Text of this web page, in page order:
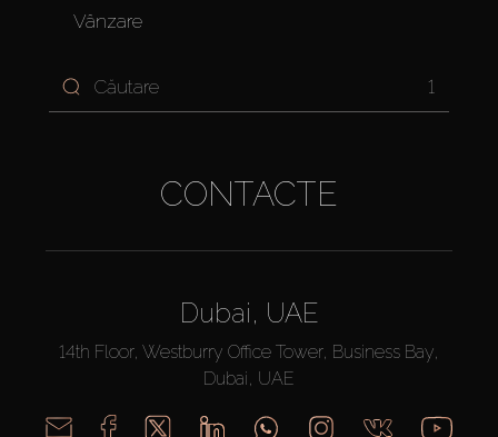
Vânzare
1
CONTACTE
Dubai, UAE
14th Floor, Westburry Office Tower, Business Bay,
Dubai, UAE